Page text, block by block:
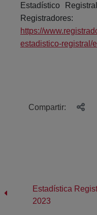
Estadístico
Registradores:
https://
estadistico-registral/
Compartir:
Estadística
2023